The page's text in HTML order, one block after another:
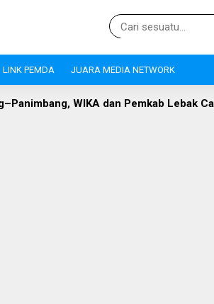
LINK PEMDA JUARA MEDIA NETWORK
Pemkab Lebak Capai Titik Temu